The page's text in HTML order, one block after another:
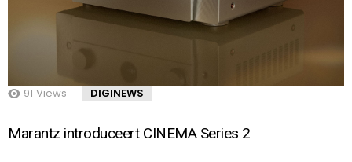
91 Views DIGINEWS
Marantz introduceert CINEMA Series 2